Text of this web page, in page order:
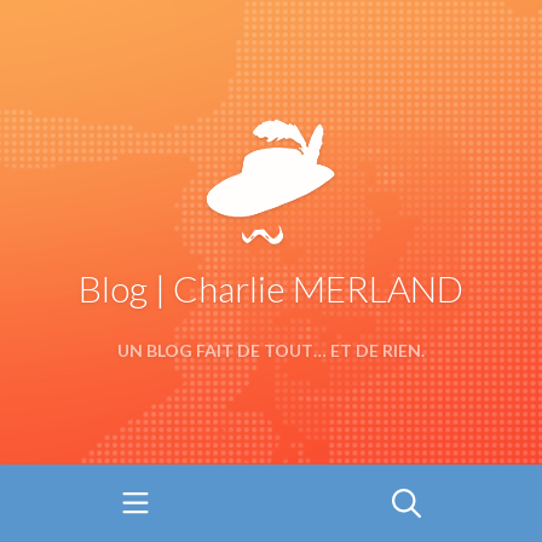
Blog | Charlie MERLAND
UN BLOG FAIT DE TOUT… ET DE RIEN.